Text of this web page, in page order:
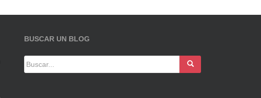
BUSCAR UN BLOG